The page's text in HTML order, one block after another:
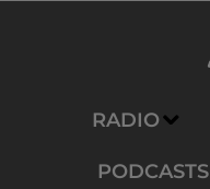
RADIO
PODCASTS